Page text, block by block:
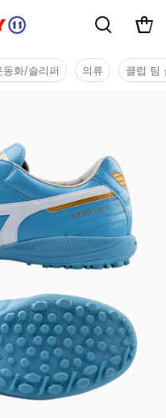
동화/슬리퍼 의류 클럽 팀